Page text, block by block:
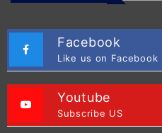
Facebook
Like us on Facebook
Youtube
Subscribe US